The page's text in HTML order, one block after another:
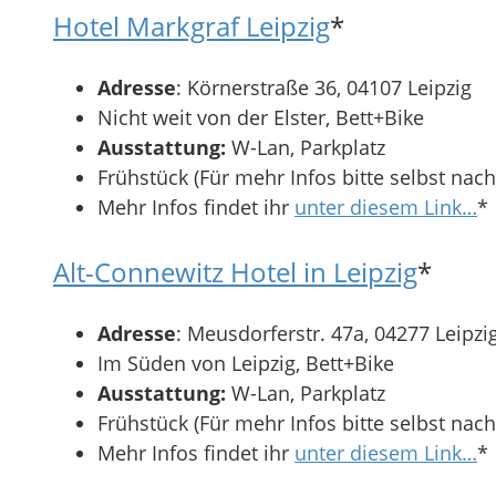
Hotel Markgraf Leipzig*
Adresse: Körnerstraße 36, 04107 Leipzig
Nicht weit von der Elster, Bett+Bike
Ausstattung: W-Lan, Parkplatz
Frühstück (Für mehr Infos bitte selbst
Mehr Infos findet ihr unter diesem Link…*
Alt-Connewitz Hotel in Leipzig*
Adresse: Meusdorferstr. 47a, 04277
Im Süden von Leipzig, Bett+Bike
Ausstattung: W-Lan, Parkplatz
Frühstück (Für mehr Infos bitte selbst
Mehr Infos findet ihr unter diesem Link…*